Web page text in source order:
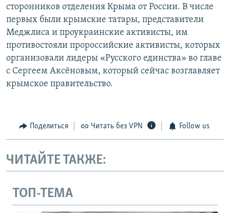
сторонников отделения Крыма от России. В числе
первых были крымские татары, представители
Меджлиса и проукраинские активисты, им
противостояли пророссийские активисты, которых
организовали лидеры «Русского единства» во главе
с Сергеем Аксёновым, который сейчас возглавляет
крымское правительство.
Поделиться Читать без VPN Follow us
ЧИТАЙТЕ ТАКЖЕ:
ТОП-ТЕМА